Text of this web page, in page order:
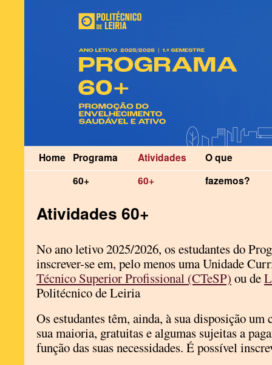
Home Programa
60+
Atividades
60+
O que
fazemos?
Atividades 60+
No ano letivo 2025/2026, os estudantes do
inscrever-se em, pelo menos uma Unidade
Técnico Superior Profissional (CTeSP) ou de
Politécnico de Leiria
Os estudantes têm, ainda, à sua disposição
sua maioria, gratuitas e algumas sujeitas a
função das suas necessidades. É possível